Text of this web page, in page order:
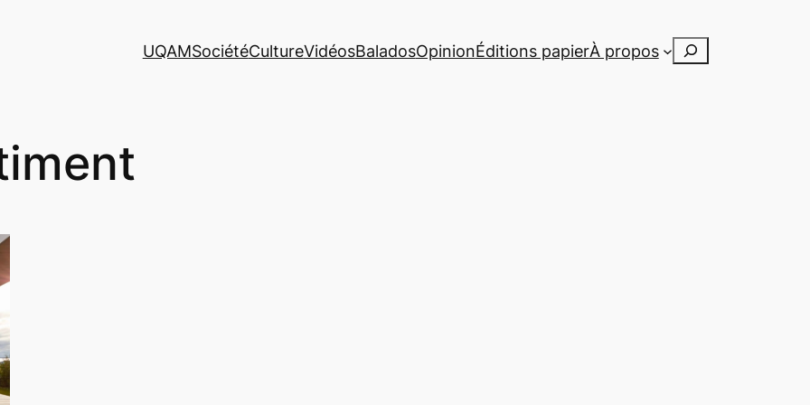
UQAMSociétéCultureVidéosBaladosOpinionÉditions papierÀ propos Rechercher